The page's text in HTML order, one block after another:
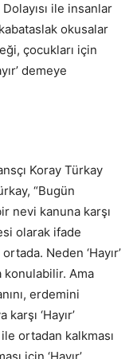
ile insanlar
okusalar
çocukları için
demeye
Koray Türkay
“Bugün
nevi kanuna karşı
olarak ifade
Neden ‘Hayır’
Ama
erdemini
‘Hayır’
ile ortadan kalkması